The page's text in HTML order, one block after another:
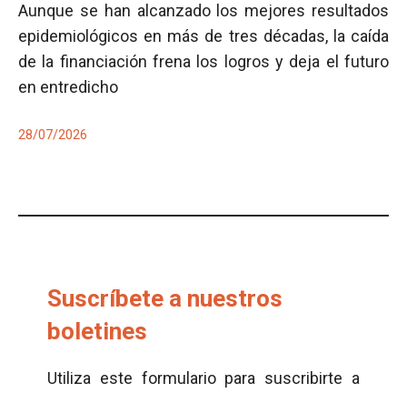
Aunque se han alcanzado los mejores resultados
epidemiológicos en más de tres décadas, la caída
de la financiación frena los logros y deja el futuro
en entredicho
28/07/2026
Suscríbete a nuestros
boletines
Utiliza este formulario para suscribirte a